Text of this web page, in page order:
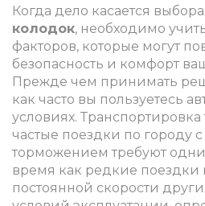
Когда дело касается
колодок, необходимо
факторов, которые могут
безопасность и комфорт
Прежде чем принимать
как часто вы пользуетесь
условиях.
частые поездки по городу
торможением требуют
время как редкие поездки
постоянной скорости